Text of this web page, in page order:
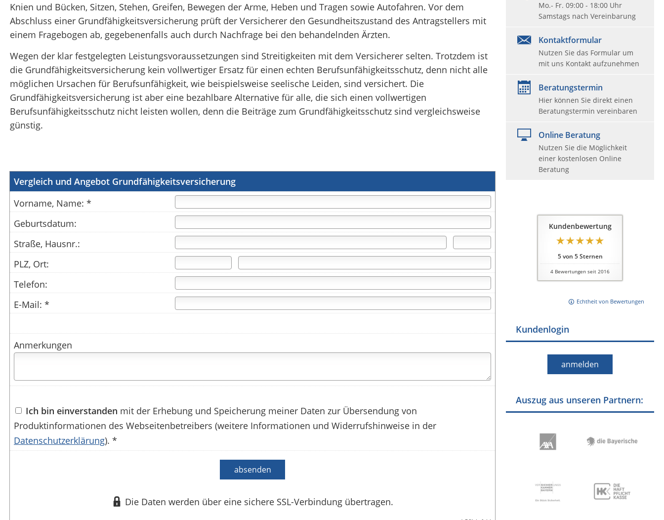
Mo.- Fr. 09:00 - 18:00 Uhr
Samstags nach Vereinbarung
 Kontaktformular
Nutzen Sie das Formular um
mit uns Kontakt aufzunehmen
Beratungstermin
Hier können Sie direkt einen
Beratungstermin vereinbaren
Online Beratung
Nutzen Sie die Möglichkeit
einer kostenlosen Online
Beratung
Kundenbewertung
5von 5Sternen
4 Bewertungen seit 2016
Echtheit von Bewertungen
Kundenlogin
anmelden
Auszug aus unseren Partnern:
Knien und Bücken, Sitzen, Stehen, Greifen, Bewegen der Arme, Heben und Tragen sowie Autofahren. Vor dem
Abschluss einer Grundfähigkeitsversicherung prüft der Versicherer den Gesundheitszustand des Antragstellers mit
einem Fragebogen ab, gegebenenfalls auch durch Nachfrage bei den behandelnden Ärzten.
Wegen der klar festgelegten Leistungsvoraussetzungen sind Streitigkeiten mit dem Versicherer selten. Trotzdem ist
die Grundfähigkeitsversicherung kein vollwertiger Ersatz für einen echten Berufsunfähigkeitsschutz, denn nicht alle
möglichen Ursachen für Berufsunfähigkeit, wie beispielsweise seelische Leiden, sind versichert. Die
Grundfähigkeitsversicherung ist aber eine bezahlbare Alternative für alle, die sich einen vollwertigen
Berufsunfähigkeitsschutz nicht leisten wollen, denn die Beiträge zum Grundfähigkeitsschutz sind vergleichsweise
günstig.
Vergleich und Angebot Grundfähigkeitsversicherung
Vorname, Name: *
Geburtsdatum:
Straße, Hausnr.:
PLZ, Ort:
Telefon:
E-Mail: *
Anmerkungen
Ich bin einverstanden mit der Erhebung und Speicherung meiner Daten zur Übersendung von
Produktinformationen des Webseitenbetreibers (weitere Informationen und Widerrufshinweise in der
Datenschutzerklärung). *
absenden
Die Daten werden über eine sichere SSL-Verbindung übertragen.